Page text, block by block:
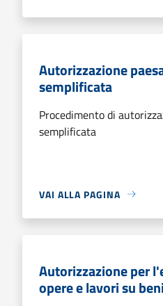
Autorizzazione
semplificata
Procedimento di
semplificata
VAI ALLA PAGINA
Autorizzazione per
opere e lavori su